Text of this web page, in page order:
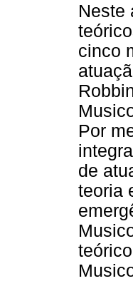
Neste
cinco
Por
de
teoria